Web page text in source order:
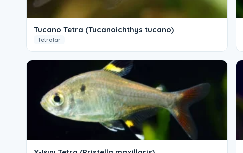
Tucano Tetra (Tucanoichthys tucano)
Tetralar